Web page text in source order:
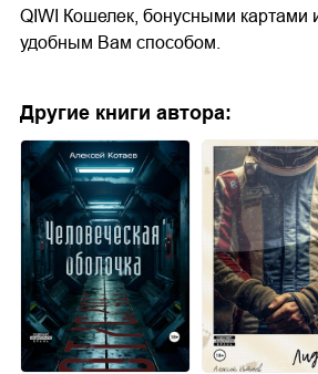
QIWI Кошелек, бонусными картами
удобным Вам способом.
Другие книги автора: